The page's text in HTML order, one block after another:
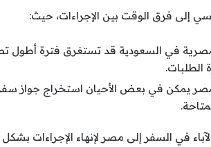
إلى فرق الوقت بين الإجراءات، حيث:
في السعودية قد تستغرق فترة
الطلبات.
مصر يمكن في بعض الأحيان استخراج جواز
في السفر إلى مصر لإنهاء الإجراءات بشكل